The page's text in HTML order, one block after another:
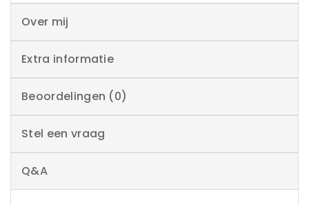
Over mij
Extra informatie
Beoordelingen (0)
Stel een vraag
Q&A